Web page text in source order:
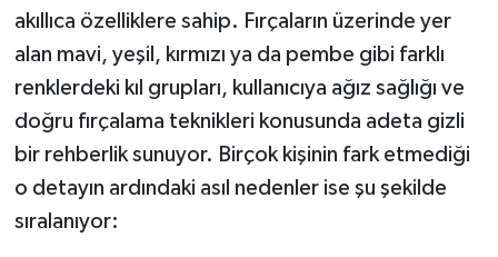
akıllıca özelliklere sahip. Fırçaların üzerinde yer
alan mavi, yeşil, kırmızı ya da pembe gibi farklı
renklerdeki kıl grupları, kullanıcıya ağız sağlığı ve
doğru fırçalama teknikleri konusunda adeta gizli
bir rehberlik sunuyor. Birçok kişinin fark etmediği
o detayın ardındaki asıl nedenler ise şu şekilde
sıralanıyor:
Köşe Yazıları
Kültür Sanat
Magazin